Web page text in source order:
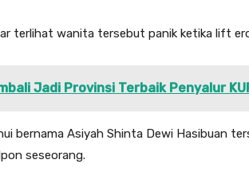
terlihat wanita tersebut panik ketika lift
Jadi Provinsi Terbaik Penyalur
bernama Asiyah Shinta Dewi Hasibuan
seseorang.